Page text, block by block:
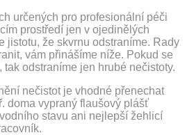
určených pro profesionální péči
prostředí jen v ojedinělých
jistotu, že skvrnu odstraníme. Rady
vám přinášíme níže. Pokud se
tak odstraníme jen hrubé nečistoty.
nečistot je vhodné přenechat
doma vypraný flaušový plášť
stavu ani nejlepší žehlicí